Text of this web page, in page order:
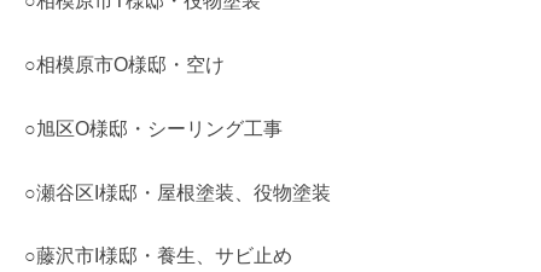
○相模原市O様邸・空け
○旭区O様邸・シーリング工事
○瀬谷区I様邸・屋根塗装、役物塗装
○藤沢市I様邸・養生、サビ止め